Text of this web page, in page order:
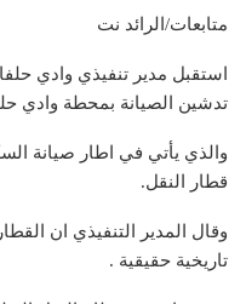
متابعات/الرائد نت
استقبل مدير تنفيذي وادي
تدشين الصيانة بمحطة وادي
والذي يأتي في اطار صيانة
قطار النقل.
وقال المدير التنفيذي ان
تاريخية حقيقية .